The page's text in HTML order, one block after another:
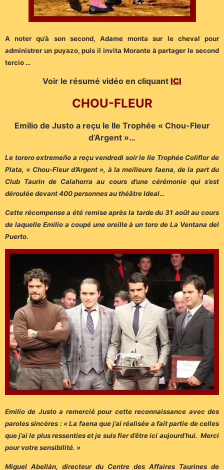
A noter qu’à son second, Adame monta sur le cheval pour
administrer un puyazo, puis il invita Morante à partager le second
tercio …
Voir le résumé vidéo en cliquant ICI
CHOU-FLEUR
Emilio de Justo a reçu le IIe Trophée « Chou-Fleur
d’Argent »…
Le torero extremeño a reçu vendredi soir le IIe Trophée Coliflor de
Plata, « Chou-Fleur d’Argent », à la meilleure faena, de la part du
Club Taurin de Calahorra au cours d’une cérémonie qui s’est
déroulée devant 400 personnes au théâtre Ideal…
Cette récompense a été remise après la tarde du 31 août au cours
de laquelle Emilio a coupé une oreille à un toro de La Ventana del
Puerto.
Emilio de Justo a remercié pour cette reconnaissance avec des
paroles sincères : « La faena que j’ai réalisée a fait partie de celles
que j’ai le plus ressenties et je suis fier d’être ici aujourd’hui. Merci
pour votre sensibilité. »
Miguel Abellán, directeur du Centre des Affaires Taurines de